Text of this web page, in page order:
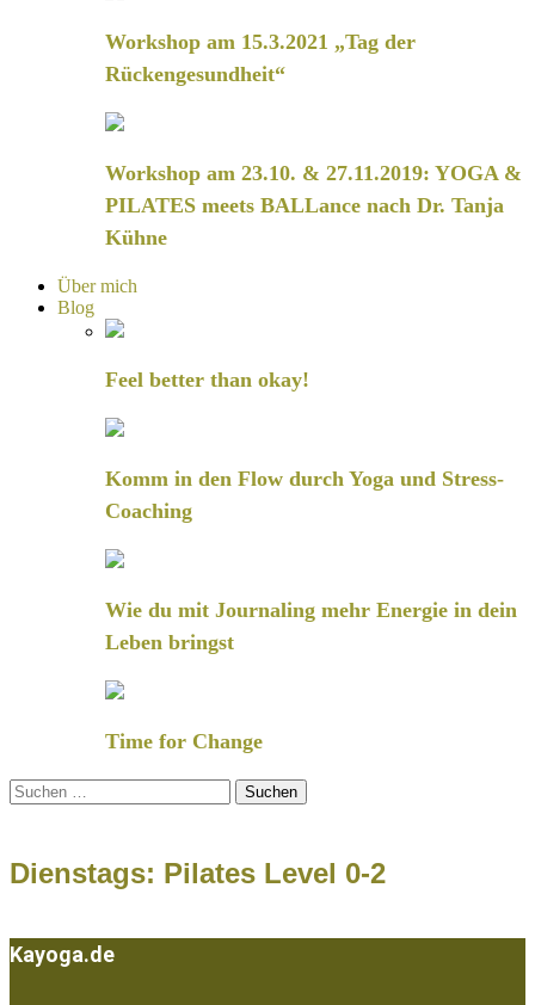
Workshop am 15.3.2021 „Tag der
Rückengesundheit“
Workshop am 23.10. & 27.11.2019: YOGA &
PILATES meets BALLance nach Dr. Tanja
Kühne
Über mich
Blog
Feel better than okay!
Komm in den Flow durch Yoga und Stress-
Coaching
Wie du mit Journaling mehr Energie in dein
Leben bringst
Time for Change
Suchen
nach:
Dienstags: Pilates Level 0-2
Kayoga.de